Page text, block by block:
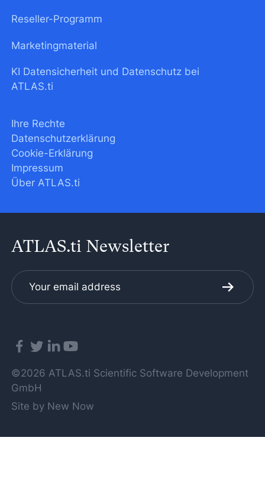
ATLAS.ti Newsletter
©2026 ATLAS.ti Scientific Software Development
GmbH
Site by New Now
Reseller-Programm
Marketingmaterial
KI Datensicherheit und Datenschutz bei
ATLAS.ti
Ihre Rechte
Datenschutzerklärung
Cookie-Erklärung
Impressum
Über ATLAS.ti